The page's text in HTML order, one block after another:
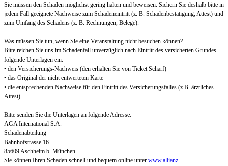
Sie müssen den Schaden möglichst gering halten und beweisen. Sichern Sie deshalb bitte in
jedem Fall geeignete Nachweise zum Schadeneintritt (z. B. Schadenbestätigung, Attest) und
zum Umfang des Schadens (z. B. Rechnungen, Belege).
Was müssen Sie tun, wenn Sie eine Veranstaltung nicht besuchen können?
Bitte reichen Sie uns im Schadenfall unverzüglich nach Eintritt des versicherten Grundes
folgende Unterlagen ein:
• den Versicherungs-Nachweis (den erhalten Sie von Ticket Scharf)
• das Original der nicht entwerteten Karte
• die entsprechenden Nachweise für den Eintritt des Versicherungsfalles (z.B. ärztliches
Attest)
Bitte senden Sie die Unterlagen an folgende Adresse:
AGA International S.A.
Schadenabteilung
Bahnhofstrasse 16
85609 Aschheim b. München
Sie können Ihren Schaden schnell und bequem online unter www.allianz-